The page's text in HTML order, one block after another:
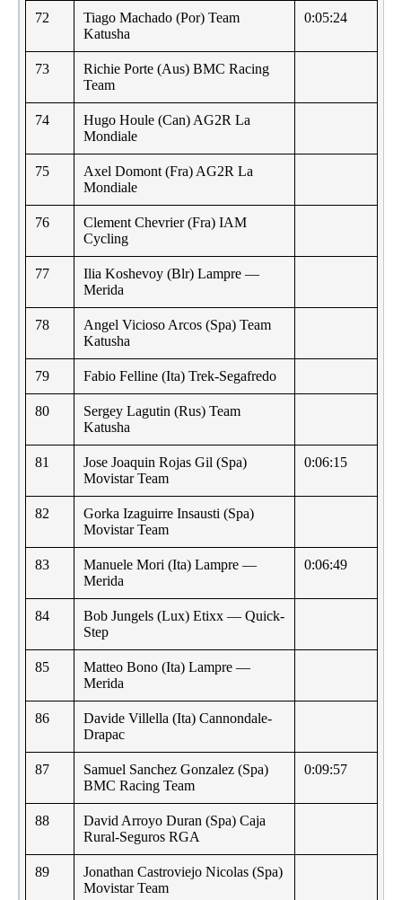
72
Tiago Machado (Por) Team
Katusha
0:05:24
73
Richie Porte (Aus) BMC Racing
Team
74
Hugo Houle (Can) AG2R La
Mondiale
75
Axel Domont (Fra) AG2R La
Mondiale
76
Clement Chevrier (Fra) IAM
Cycling
77
Ilia Koshevoy (Blr) Lampre —
Merida
78
Angel Vicioso Arcos (Spa) Team
Katusha
79 Fabio Felline (Ita) Trek-Segafredo
80
Sergey Lagutin (Rus) Team
Katusha
81
Jose Joaquin Rojas Gil (Spa)
Movistar Team
0:06:15
82
Gorka Izaguirre Insausti (Spa)
Movistar Team
83
Manuele Mori (Ita) Lampre —
Merida
0:06:49
84
Bob Jungels (Lux) Etixx — Quick-
Step
85
Matteo Bono (Ita) Lampre —
Merida
86
Davide Villella (Ita) Cannondale-
Drapac
87
Samuel Sanchez Gonzalez (Spa)
BMC Racing Team
0:09:57
88
David Arroyo Duran (Spa) Caja
Rural-Seguros RGA
89
Jonathan Castroviejo Nicolas (Spa)
Movistar Team